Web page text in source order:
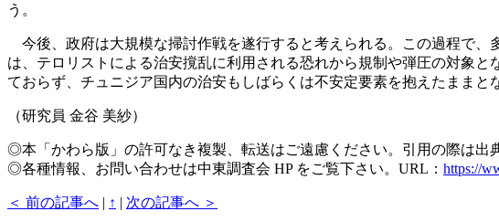
う。
今後、政府は大規模な掃討作戦を遂行すると考えられる。この過程で、
は、テロリストによる治安撹乱に利用される恐れから規制や弾圧の対象
ておらず、チュニジア国内の治安もしばらくは不安定要素を抱えたままと
（研究員 金谷 美紗）
◎本「かわら版」の許可なき複製、転送はご遠慮ください。引用の際は出
◎各種情報、お問い合わせは中東調査会 HP をご覧下さい。URL： https://
＜ 前の記事へ | ↑ | 次の記事へ ＞